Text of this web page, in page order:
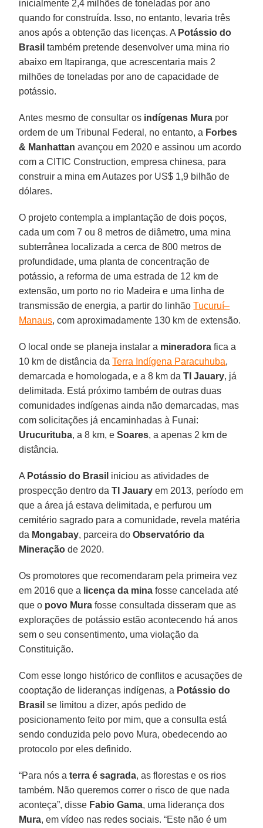
inicialmente 2,4 milhões de toneladas por ano
quando for construída. Isso, no entanto, levaria três
anos após a obtenção das licenças. A Potássio do
Brasil também pretende desenvolver uma mina rio
abaixo em Itapiranga, que acrescentaria mais 2
milhões de toneladas por ano de capacidade de
potássio.
Antes mesmo de consultar os indígenas Mura por
ordem de um Tribunal Federal, no entanto, a Forbes
& Manhattan avançou em 2020 e assinou um acordo
com a CITIC Construction, empresa chinesa, para
construir a mina em Autazes por US$ 1,9 bilhão de
dólares.
O projeto contempla a implantação de dois poços,
cada um com 7 ou 8 metros de diâmetro, uma mina
subterrânea localizada a cerca de 800 metros de
profundidade, uma planta de concentração de
potássio, a reforma de uma estrada de 12 km de
extensão, um porto no rio Madeira e uma linha de
transmissão de energia, a partir do linhãoTucuruí–
Manaus, com aproximadamente 130 km de extensão.
O local onde se planeja instalar a mineradora fica a
10 km de distância daTerra Indígena Paracuhuba,
demarcada e homologada, e a 8 km daTI Jauary, já
delimitada. Está próximo também de outras duas
comunidades indígenas ainda não demarcadas, mas
com solicitações já encaminhadas à Funai:
Urucurituba, a 8 km, eSoares, a apenas 2 km de
distância.
A Potássio do Brasil iniciou as atividades de
prospecção dentro daTI Jauary em 2013, período em
que a área já estava delimitada, e perfurou um
cemitério sagrado para a comunidade, revela matéria
da Mongabay, parceira doObservatório da
Mineração de 2020.
Os promotores que recomendaram pela primeira vez
em 2016 que a licença da mina fosse cancelada até
que o povo Mura fosse consultada disseram que as
explorações de potássio estão acontecendo há anos
sem o seu consentimento, uma violação da
Constituição.
Com esse longo histórico de conflitos e acusações de
cooptação de lideranças indígenas, a Potássio do
Brasil se limitou a dizer, após pedido de
posicionamento feito por mim, que a consulta está
sendo conduzida pelo povo Mura, obedecendo ao
protocolo por eles definido.
“Para nós aterra é sagrada, as florestas e os rios
também. Não queremos correr o risco de que nada
aconteça”, disse Fabio Gama, uma liderança dos
Mura, em vídeo nas redes sociais. “Este não é um